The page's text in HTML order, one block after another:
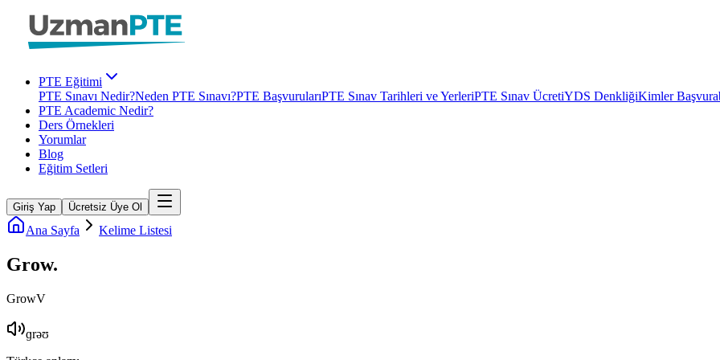
PTE Eğitimi
PTE Sınavı Nedir?Neden PTE Sınavı?PTE BaşvurularıPTE Sınav Tarihleri ve YerleriPTE Sınav ÜcretiYDS DenkliğiKimler
PTE Academic Nedir?
Ders Örnekleri
Yorumlar
Blog
Eğitim Setleri
Giriş Yap Ücretsiz Üye Ol
Ana Sayfa Kelime Listesi
Grow.
GrowV
ɡrəʊ